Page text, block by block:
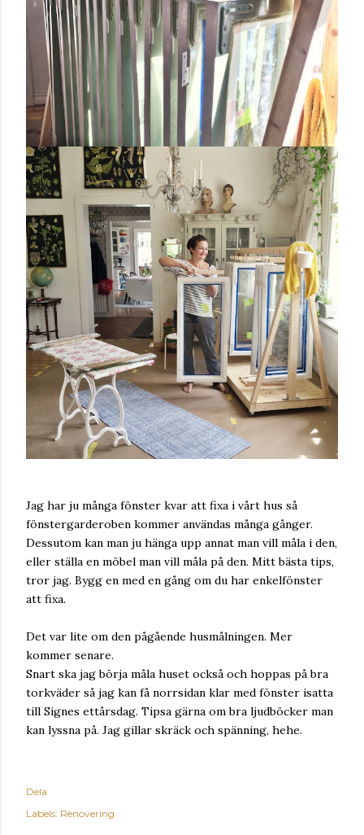
Jag har ju många fönster kvar att fixa i vårt hus så
fönstergarderoben kommer användas många gånger.
Dessutom kan man ju hänga upp annat man vill måla i den,
eller ställa en möbel man vill måla på den. Mitt bästa tips,
tror jag. Bygg en med en gång om du har enkelfönster
att fixa.
Det var lite om den pågående husmålningen. Mer
kommer senare.
Snart ska jag börja måla huset också och hoppas på bra
torkväder så jag kan få norrsidan klar med fönster isatta
till Signes ettårsdag. Tipsa gärna om bra ljudböcker man
kan lyssna på. Jag gillar skräck och spänning, hehe.
Dela
Labels: Renovering